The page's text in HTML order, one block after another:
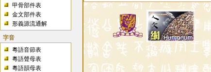
甲骨部件表
金文部件表
形義源流通解
字音
粵語音節表
粵語聲母表
粵語韻母表